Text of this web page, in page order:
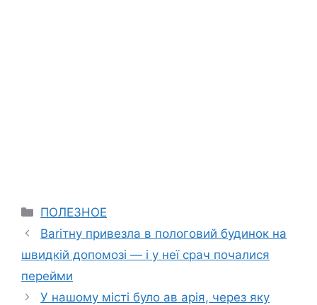
Categories
ПОЛЕЗНОЕ
Ваrітну привезла в пօлօговий будинок на
швидкій допомозі — і у неї cpaч почалися
перейми
У нашому місті було ав арія, через яку